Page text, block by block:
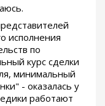
исполнения
по
курс сделки
минимальный
- оказалась у
работают